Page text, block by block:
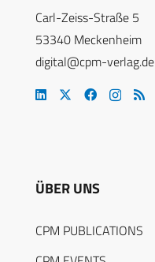
Carl-Zeiss-Straße 5
53340 Meckenheim
digital@cpm-verlag.de
ÜBER UNS
CPM PUBLICATIONS